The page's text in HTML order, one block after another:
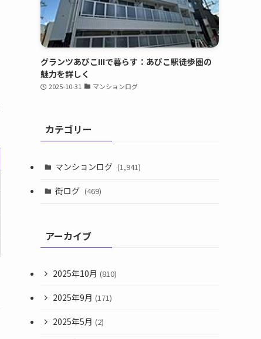
グランツあびこIIIで暮らす：あびこ駅徒歩圏の
魅力を詳しく
2025-10-31 マンションログ
カテゴリー
マンションログ (1,941)
街ログ (469)
アーカイブ
2025年10月 (810)
2025年9月 (171)
2025年5月 (2)